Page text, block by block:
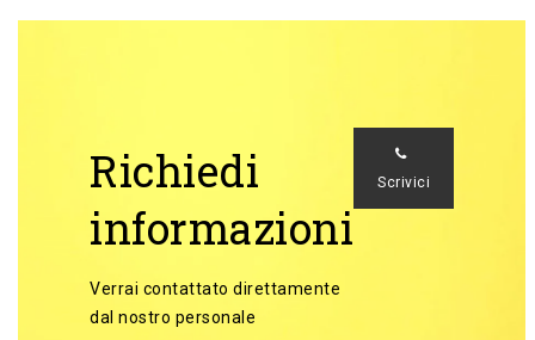
Richiedi
informazioni
Verrai contattato direttamente
dal nostro personale
Scrivici